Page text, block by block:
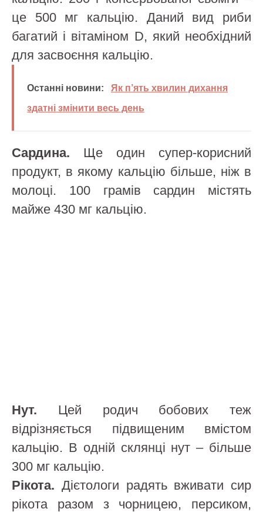
це 500 мг кальцію. Даний вид риби
багатий і вітаміном D, який необхідний
для засвоєння кальцію.
Останні новини:
Як п’ять хвилин дихання
здатні змінити весь день
Сардина. Ще один супер-корисний
продукт, в якому кальцію більше, ніж в
молоці. 100 грамів сардин містять
майже 430 мг кальцію.
Нут. Цей родич бобових теж
відрізняється підвищеним вмістом
кальцію. В одній склянці нут – більше
300 мг кальцію.
Рікота. Дієтологи радять вживати сир
рікота разом з чорницею, персиком,